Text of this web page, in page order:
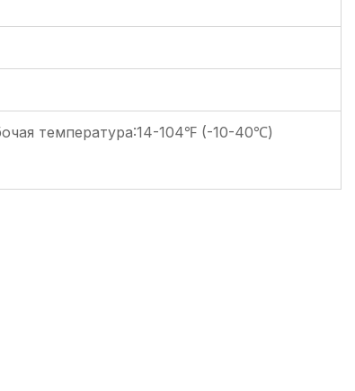
температура:14-104℉ (-10-40℃)